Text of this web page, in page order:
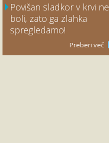
Povišan sladkor v krvi ne
boli, zato ga zlahka
spregledamo!
Preberi več